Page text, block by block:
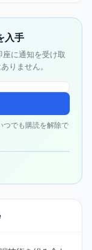
入手
に通知を受け取
りません。
つでも購読を解除で